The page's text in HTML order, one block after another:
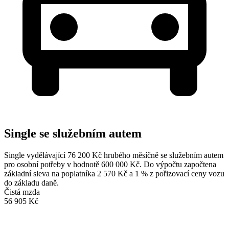
Single se služebním autem
Single vydělávající 76 200 Kč hrubého měsíčně se služebním autem
pro osobní potřeby v hodnotě 600 000 Kč. Do výpočtu započtena
základní sleva na poplatníka 2 570 Kč a 1 % z pořizovací ceny vozu
do základu daně.
Čistá mzda
56 905 Kč